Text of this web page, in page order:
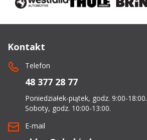
Kontakt
Telefon
48 377 28 77
Poniedziałek-piątek, godz. 9:00-18:00.
Soboty, godz. 10:00-13:00.
E-mail